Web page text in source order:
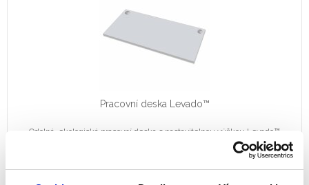
Pracovní deska Levado™
Odolná, ekologická pracovní deska s nastavitelnou výškou Levado™